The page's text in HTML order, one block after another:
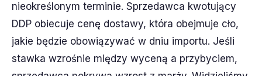
nieokreślonym terminie. Sprzedawca kwotujący
DDP obiecuje cenę dostawy, która obejmuje cło,
jakie będzie obowiązywać w dniu importu. Jeśli
stawka wzrośnie między wyceną a przybyciem,